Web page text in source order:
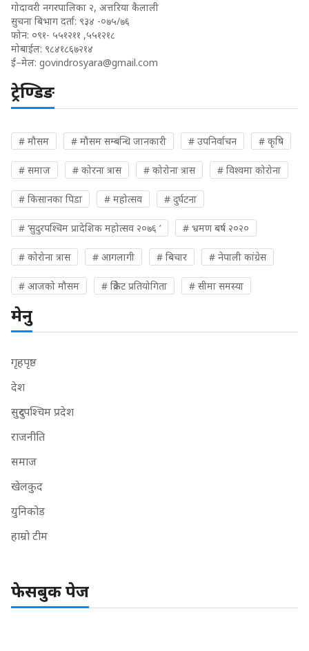
गोदावरी नगरपालिका २, अत्तरिया कैलाली
सुचना बिभाग दर्ता: ९३४ -०७५/७६
फोन: ०९१- ५५१२११ ,५५१२१८
मोबाईल: ९८४१८६७२१४
ई–मेल: govindrosyara@gmail.com
ट्रेण्डिङ
# मौसम # मौसम सम्बन्धि जानकारी # उपनिर्वाचन # कृषि
# समाज # कोरना त्रास # कोरोना त्रास # विश्वमा कोरोना
# किसानका पिडा # महोत्सव # दुर्घटना
# ‘सुदुरपश्चिम प्रादेशिक महोत्सव २०७६ ’ # भ्रमण बर्ष २०२०
# कोरोना त्रास # आगलागी # बिचार # नेपाली कांग्रेस
# आजको मौसम # क्रिकेट प्रतियोगिता # सीमा समस्या
मेनु
गृहपृष्ठ
देश
सुदुरपश्चिम प्रदेश
राजनीति
समाज
खेलकुद
युनिकोड
हाम्रो टीम
फेसबुक पेज